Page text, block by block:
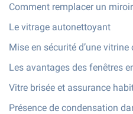
Comment remplacer un
Le vitrage autonettoyant
Mise en sécurité d’une vitrine
Les avantages des fenêtres
Vitre brisée et assurance
Présence de condensation